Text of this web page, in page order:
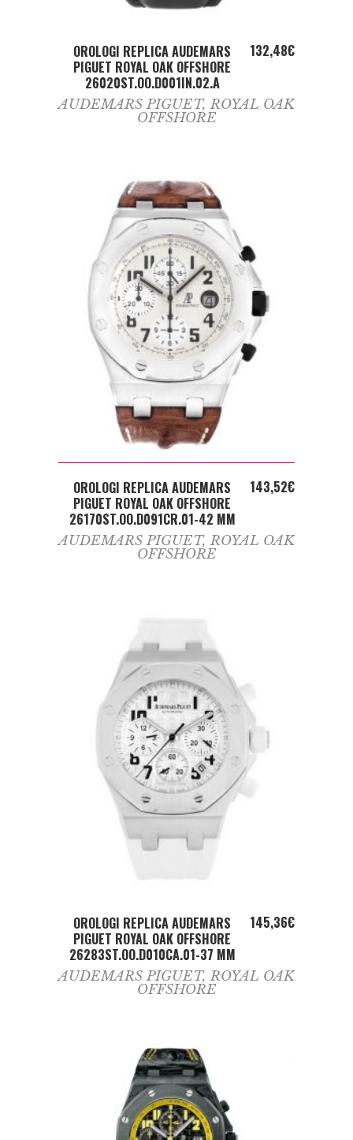
ADD TO CART
OROLOGI REPLICA AUDEMARS
PIGUET ROYAL OAK OFFSHORE
26020ST.OO.D001IN.02.A
132,48€
AUDEMARS PIGUET, ROYAL OAK
OFFSHORE
ADD TO CART
OROLOGI REPLICA AUDEMARS
PIGUET ROYAL OAK OFFSHORE
26170ST.OO.D091CR.01-42 MM
143,52€
AUDEMARS PIGUET, ROYAL OAK
OFFSHORE
ADD TO CART
OROLOGI REPLICA AUDEMARS
PIGUET ROYAL OAK OFFSHORE
26283ST.OO.D010CA.01-37 MM
145,36€
AUDEMARS PIGUET, ROYAL OAK
OFFSHORE